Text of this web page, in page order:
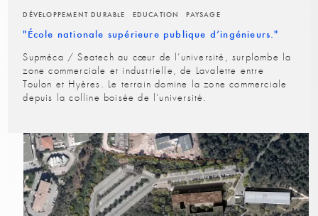
DÉVELOPPEMENT DURABLE EDUCATION PAYSAGE
"École nationale supérieure publique d’ingénieurs."
Supméca / Seatech au cœur de l’université, surplombe la
zone commerciale et industrielle, de Lavalette entre
Toulon et Hyères. Le terrain domine la zone commerciale
depuis la colline boisée de l’université.